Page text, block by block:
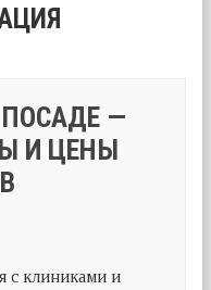
—
И ЦЕНЫ
с клиниками и